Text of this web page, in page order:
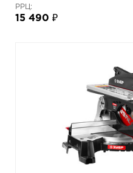
РРЦ:
15 490 ₽